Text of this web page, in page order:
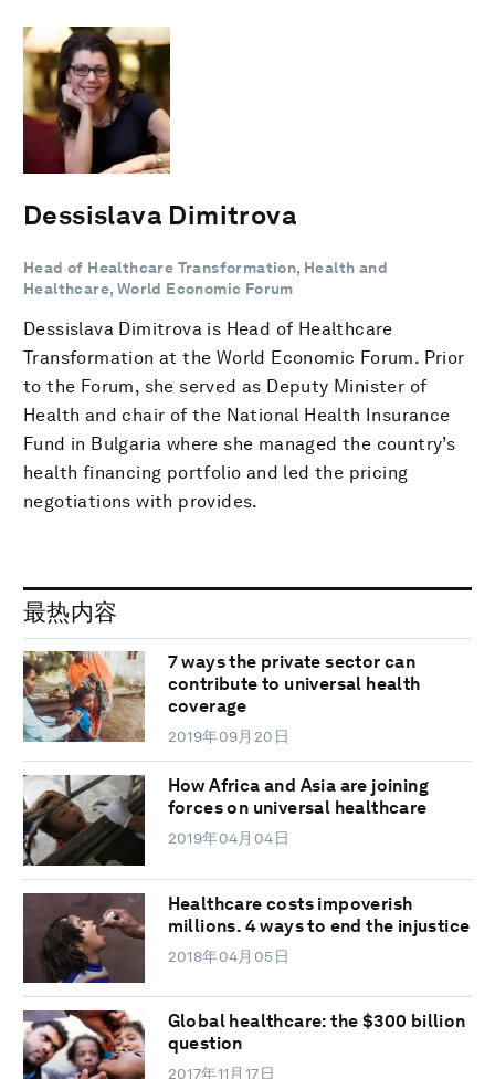
Dessislava Dimitrova
Head of Healthcare Transformation, Health and
Healthcare, World Economic Forum
Dessislava Dimitrova is Head of Healthcare
Transformation at the World Economic Forum. Prior
to the Forum, she served as Deputy Minister of
Health and chair of the National Health Insurance
Fund in Bulgaria where she managed the country’s
health financing portfolio and led the pricing
negotiations with provides.
最热内容
7 ways the private sector can
contribute to universal health
coverage
2019年09月20日
How Africa and Asia are joining
forces on universal healthcare
2019年04月04日
Healthcare costs impoverish
millions. 4 ways to end the injustice
2018年04月05日
Global healthcare: the $300 billion
question
2017年11月17日